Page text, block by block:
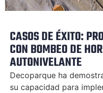
CASOS DE ÉXITO:
CON BOMBEO DE
AUTONIVELANTE
Decoparque ha
su capacidad para